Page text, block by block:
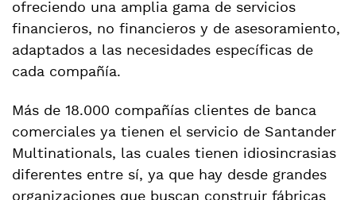
ofreciendo una amplia gama de servicios
financieros, no financieros y de asesoramiento,
adaptados a las necesidades específicas de
cada compañía.
Más de 18.000 compañías clientes de banca
comerciales ya tienen el servicio de Santander
Multinationals, las cuales tienen idiosincrasias
diferentes entre sí, ya que hay desde grandes